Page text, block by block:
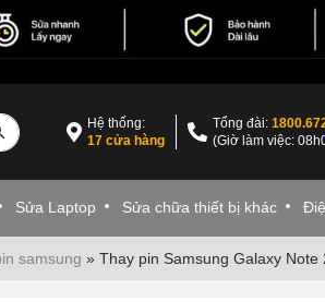
Hệ thống:
17 cửa hàng
Tổng đài:
(Giờ làm việc:
Sửa Laptop Sửa chữa thiết bị khác
samsung » Thay pin Samsung Galaxy Note